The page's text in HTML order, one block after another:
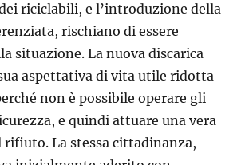
riciclabili, e l’introduzione della
rischiano di essere
situazione. La nuova discarica
aspettativa di vita utile ridotta
non è possibile operare gli
e quindi attuare una vera
rifiuto. La stessa cittadinanza,